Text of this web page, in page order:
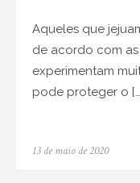
Aqueles que
de acordo com
experimentam
pode proteger o
Posted
13 de maio de 2020